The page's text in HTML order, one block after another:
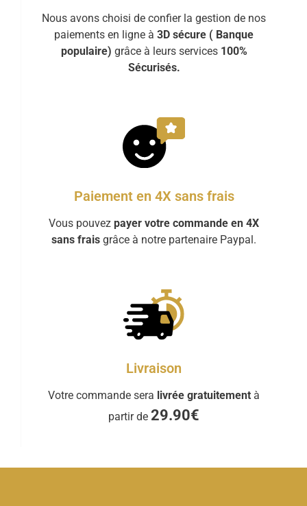
Nous avons choisi de confier la gestion de nos
paiements en ligne à 3D sécure ( Banque
populaire) grâce à leurs services 100%
Sécurisés.
Paiement en 4X sans frais
Vous pouvez payer votre commande en 4X
sans frais grâce à notre partenaire Paypal.
Livraison
Votre commande sera livrée gratuitement à
partir de 29.90€